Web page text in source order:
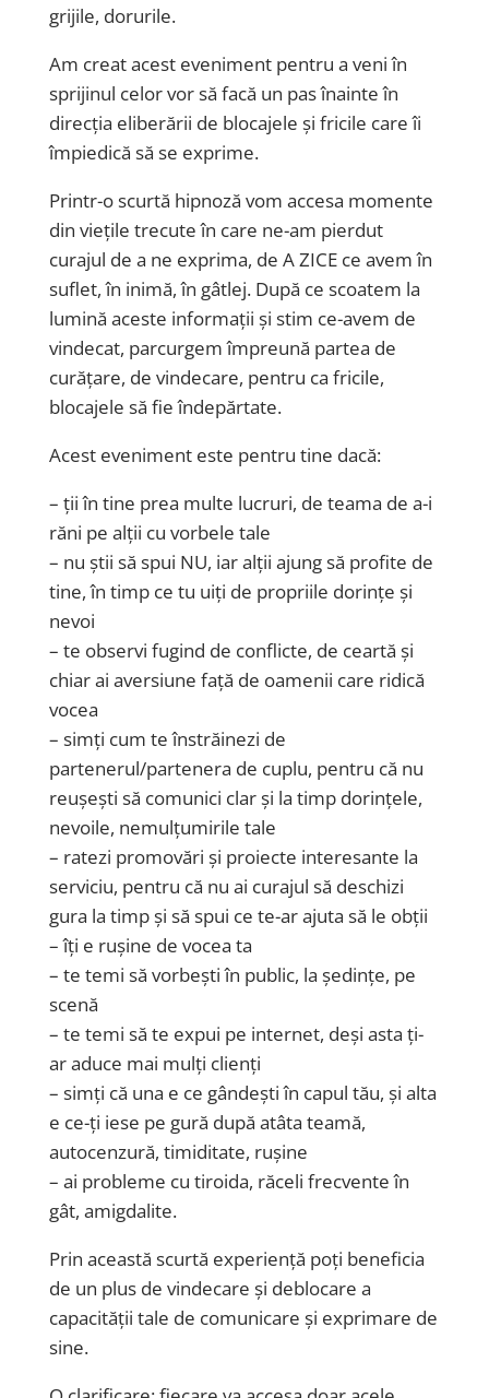
grijile, dorurile.
Am creat acest eveniment pentru a veni în
sprijinul celor vor să facă un pas înainte în
direcția eliberării de blocajele și fricile care îi
împiedică să se exprime.
Printr-o scurtă hipnoză vom accesa momente
din viețile trecute în care ne-am pierdut
curajul de a ne exprima, de A ZICE ce avem în
suflet, în inimă, în gâtlej. După ce scoatem la
lumină aceste informații și stim ce-avem de
vindecat, parcurgem împreună partea de
curățare, de vindecare, pentru ca fricile,
blocajele să fie îndepărtate.
Acest eveniment este pentru tine dacă:
– ții în tine prea multe lucruri, de teama de a-i
răni pe alții cu vorbele tale
– nu știi să spui NU, iar alții ajung să profite de
tine, în timp ce tu uiți de propriile dorințe și
nevoi
– te observi fugind de conflicte, de ceartă și
chiar ai aversiune față de oamenii care ridică
vocea
– simți cum te înstrăinezi de
partenerul/partenera de cuplu, pentru că nu
reușești să comunici clar și la timp dorințele,
nevoile, nemulțumirile tale
– ratezi promovări și proiecte interesante la
serviciu, pentru că nu ai curajul să deschizi
gura la timp și să spui ce te-ar ajuta să le obții
– îți e rușine de vocea ta
– te temi să vorbești în public, la ședințe, pe
scenă
– te temi să te expui pe internet, deși asta ți-
ar aduce mai mulți clienți
– simți că una e ce gândești în capul tău, și alta
e ce-ți iese pe gură după atâta teamă,
autocenzură, timiditate, rușine
– ai probleme cu tiroida, răceli frecvente în
gât, amigdalite.
Prin această scurtă experiență poți beneficia
de un plus de vindecare și deblocare a
capacității tale de comunicare și exprimare de
sine.